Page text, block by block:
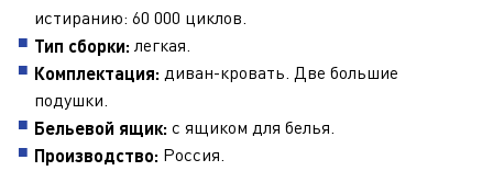
истиранию: 60 000 циклов.
Тип сборки: легкая.
Комплектация: диван-кровать. Две большие
подушки.
Бельевой ящик: с ящиком для белья.
Производство: Россия.